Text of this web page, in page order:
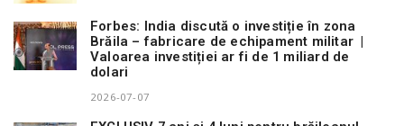
Forbes: India discută o investiție în zona
Brăila – fabricare de echipament militar |
Valoarea investiției ar fi de 1 miliard de
dolari
2026-07-07